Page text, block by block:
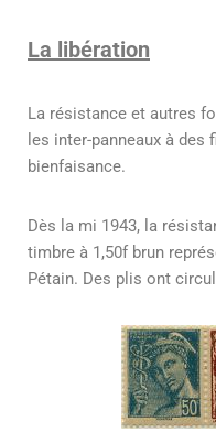
La libération
La résistance et autres
les inter-panneaux à
bienfaisance.
Dès la mi 1943, la
timbre à 1,50f brun
Pétain. Des plis ont